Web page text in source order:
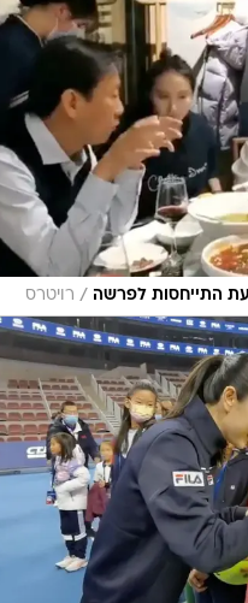
התייחסות לפרשה / רויטרס